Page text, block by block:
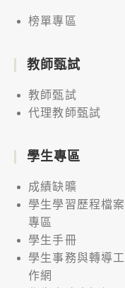
榜單專區
教師甄試
教師甄試
代理教師甄試
學生專區
成績缺曠
學生學習歷程檔案
專區
學生手冊
學生事務與轉導工
作網